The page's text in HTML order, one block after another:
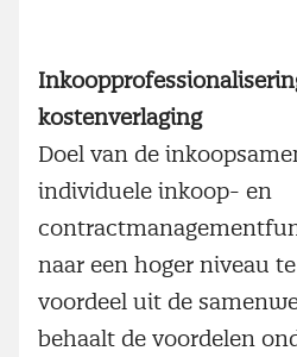
kostenverlaging
Doel van de
individuele inkoop- en
naar een hoger niveau
voordeel uit de
behaalt de voordelen